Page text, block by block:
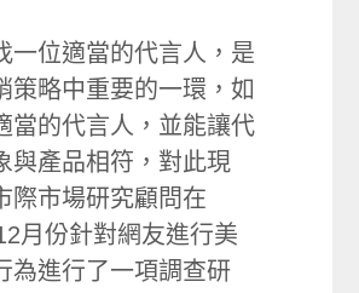
一位適當的代言人，是
策略中重要的一環，如
當的代言人，並能讓代
與產品相符，對此現
際市場研究顧問在
月份針對網友進行美
為進行了一項調查研